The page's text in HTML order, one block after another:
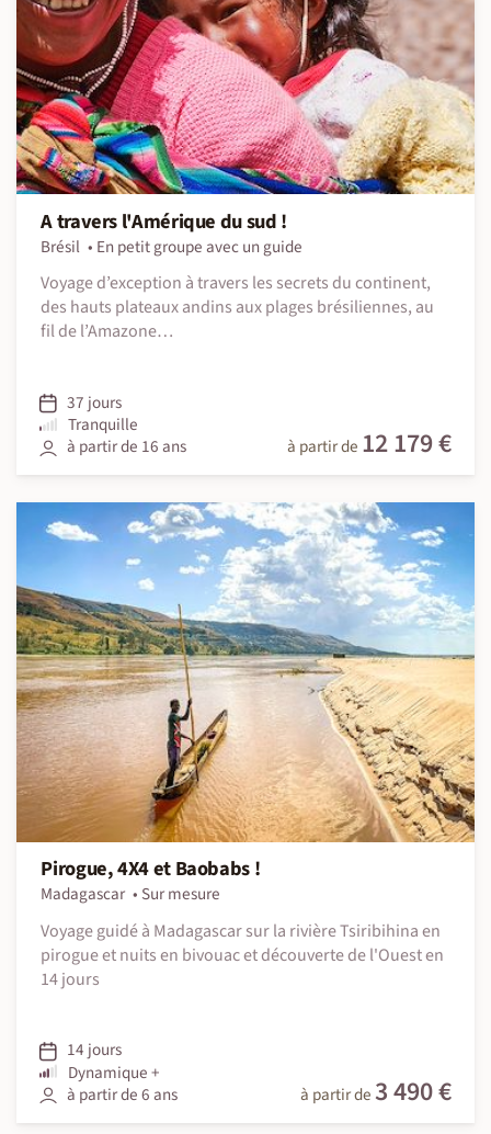
A travers l'Amérique du sud !
Brésil
En petit groupe avec un guide
Voyage d’exception à travers les secrets du continent,
des hauts plateaux andins aux plages brésiliennes, au
fil de l’Amazone…
37 jours
Tranquille
à partir de 16 ans
à partir de 12 179 €
Pirogue, 4X4 et Baobabs !
Madagascar
Sur mesure
Voyage guidé à Madagascar sur la rivière Tsiribihina en
pirogue et nuits en bivouac et découverte de l'Ouest en
14 jours
14 jours
Dynamique +
à partir de 6 ans
à partir de 3 490 €